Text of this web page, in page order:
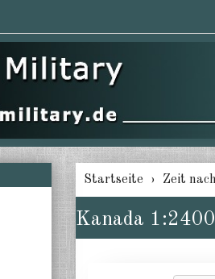
Startseite Zeit
Kanada 1:2400